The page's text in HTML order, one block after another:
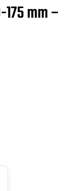
mm –